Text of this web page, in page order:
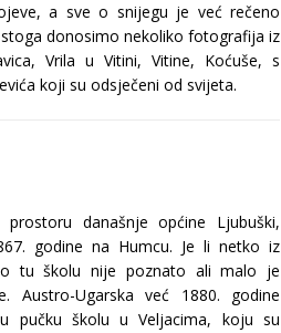
a sve o snijegu je već rečeno
donosimo nekoliko fotografija iz
Vrila u Vitini, Vitine, Koćuše, s
koji su odsječeni od svijeta.
današnje općine Ljubuški,
godine na Humcu. Je li netko iz
tu školu nije poznato ali malo je
Austro-Ugarska već 1880. godine
pučku školu u Veljacima, koju su